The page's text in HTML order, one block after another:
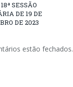
SESSÃO
DE 19 DE
DE 2023
estão fechados.